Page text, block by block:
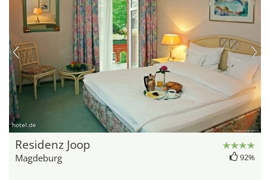
hotel.de
Residenz Joop
Magdeburg 92%